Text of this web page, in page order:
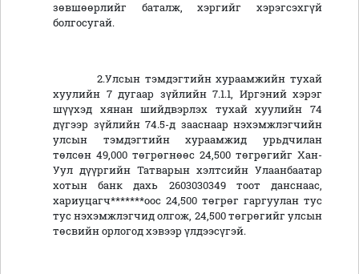
зөвшөөрлийг баталж, хэргийг хэрэгсэхгүй
болгосугай.
2.Улсын тэмдэгтийн хураамжийн тухай
хуулийн 7 дугаар зүйлийн 7.1.1, Иргэний хэрэг
шүүхэд хянан шийдвэрлэх тухай хуулийн 74
дүгээр зүйлийн 74.5-д зааснаар нэхэмжлэгчийн
улсын тэмдэгтийн хураамжид урьдчилан
төлсөн 49,000 төгрөгнөөс 24,500 төгрөгийг Хан-
Уул дүүргийн Татварын хэлтсийн Улаанбаатар
хотын банк дахь 2603030349 тоот данснаас,
хариуцагч*******оос 24,500 төгрөг гаргуулан тус
тус нэхэмжлэгчид олгож, 24,500 төгрөгийг улсын
төсвийн орлогод хэвээр үлдээсүгэй.